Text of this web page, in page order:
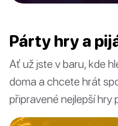
Párty hry a
Ať už jste v baru, kde
doma a chcete hrát
připravené nejlepší hry